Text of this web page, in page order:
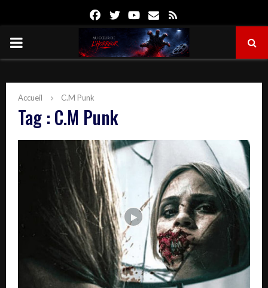
FacebookTwitterYoutube
Email
PRIMARY
Accueil C.M Punk
Tag : C.M Punk